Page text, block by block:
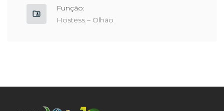
Função:
Hostess – Olhão